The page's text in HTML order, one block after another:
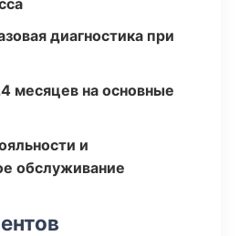
диагностика при
месяцев на основные
и
обслуживание